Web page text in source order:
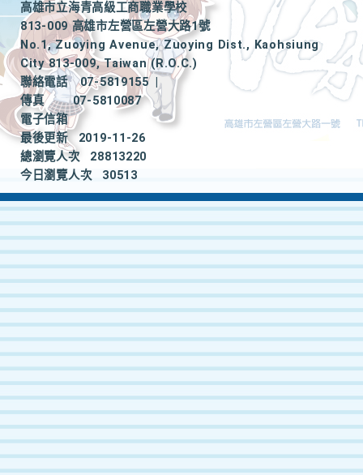
高雄市立海青高級工商職業學校
813-009 高雄市左營區左營大路1號
No.1, Zuoying Avenue, Zuoying Dist., Kaohsiung
City 813-009, Taiwan (R.O.C.)
聯絡電話
07-5819155
|
傳真
07-5810087
電子信箱
最後更新
2019-11-26
總瀏覽人次
28813220
今日瀏覽人次
30513